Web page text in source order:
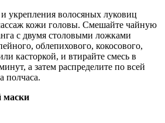
укрепления волосяных луковиц
кожи головы. Смешайте чайную
с двумя столовыми ложками
облепихового, кокосового,
касторкой, и втирайте смесь в
а затем распределите по всей
полчаса.
маски